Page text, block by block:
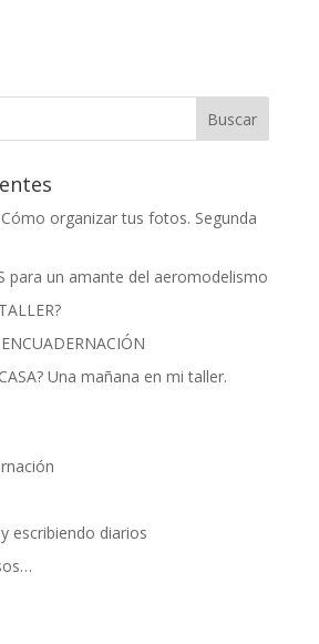
organizar tus fotos. Segunda
para un amante del aeromodelismo
Una mañana en mi taller.
escribiendo diarios